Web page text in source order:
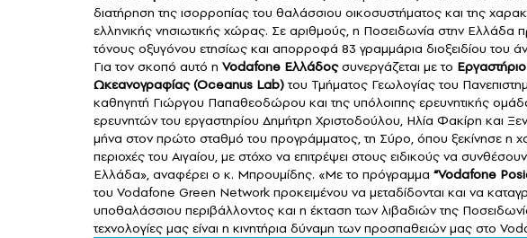
διατήρηση της ισορροπίας του θαλάσσιου οικοσυστήματος και της
ελληνικής νησιωτικής χώρας. Σε αριθμούς, η Ποσειδωνία στην Ελλάδα
τόνους οξυγόνου ετησίως και απορροφά 83 γραμμάρια διοξειδίου του
Για τον σκοπό αυτό η Vodafone Ελλάδοςσυνεργάζεται με το
Ωκεανογραφίας (Oceanus Lab)του Τμήματος Γεωλογίας του
καθηγητή Γιώργου Παπαθεοδώρου και της υπόλοιπης ερευνητικής
ερευνητών του εργαστηρίου Δημήτρη Χριστοδούλου, Ηλία Φακίρη και
μήνα στον πρώτο σταθμό του προγράμματος, τη Σύρο, όπου ξεκίνησε η
περιοχές του Αιγαίου, με στόχο να επιτρέψει στους ειδικούς να
Ελλάδα», αναφέρει ο κ. Μπρουμίδης. «Με το πρόγραμμα “Vodafone
του Vodafone Green Network προκειμένου να μεταδίδονται και να
υποθαλάσσιου περιβάλλοντος και η έκταση των λιβαδιών της
τεχνολογίες μας είναι η κινητήρια δύναμη των προσπαθειών μας στο